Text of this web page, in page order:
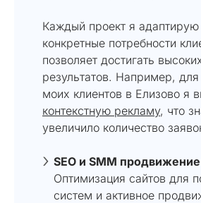
Каждый проект я адаптирую
конкретные потребности
позволяет достигать
результатов. Например, для
моих клиентов в Елизово я
контекстную рекламу, что
увеличило количество
SEO и SMM
Оптимизация сайтов для
систем и активное